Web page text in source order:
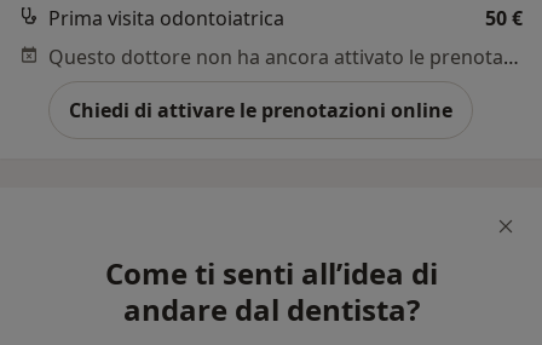
Prima visita odontoiatrica
50 €
Questo dottore non ha ancora attivato le prenotazioni online presso questo indirizzo.
Chiedi di attivare le prenotazioni online
Come ti senti all’idea di
andare dal dentista?